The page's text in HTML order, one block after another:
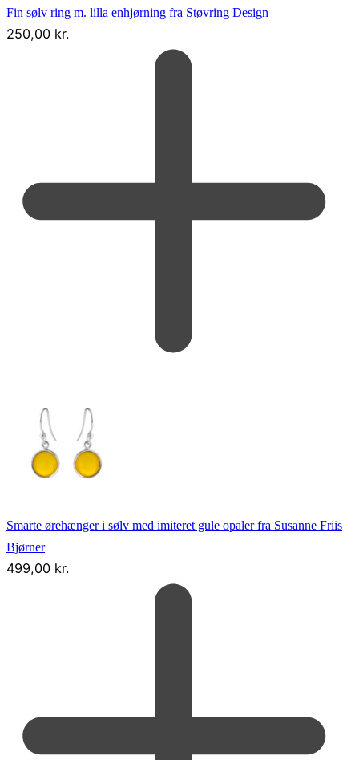
Fin sølv ring m. lilla enhjørning fra Støvring Design
250,00 kr.
Smarte ørehænger i sølv med imiteret gule opaler fra Susanne Friis
Bjørner
499,00 kr.